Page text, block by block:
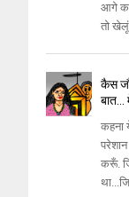
आगे
तो
कैस
बात...
कहना
करूँ.